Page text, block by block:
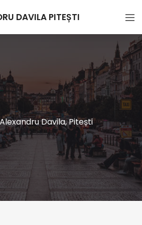
de unelte
DAVILA PITEȘTI
Davila, Pitești